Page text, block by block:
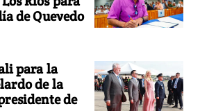
de Quevedo
para la
de la
de